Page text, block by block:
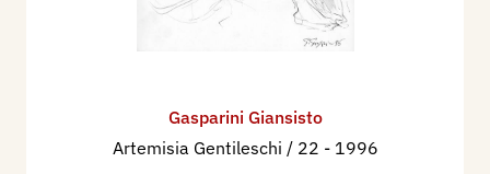
Gasparini Giansisto
Artemisia Gentileschi / 22 - 1996